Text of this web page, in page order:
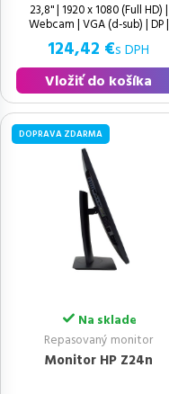
23,8" | 1920 x 1080 (Full HD) |
Webcam | VGA (d-sub) | DP |
HDMI | USB 3.0 | LAN (RJ-45) |
USB Type-C | USB-B | 16:9 |
124,42 €s DPH
Vložiť do košíka
DOPRAVA ZDARMA
Na sklade
Repasovaný monitor
Monitor HP Z24n